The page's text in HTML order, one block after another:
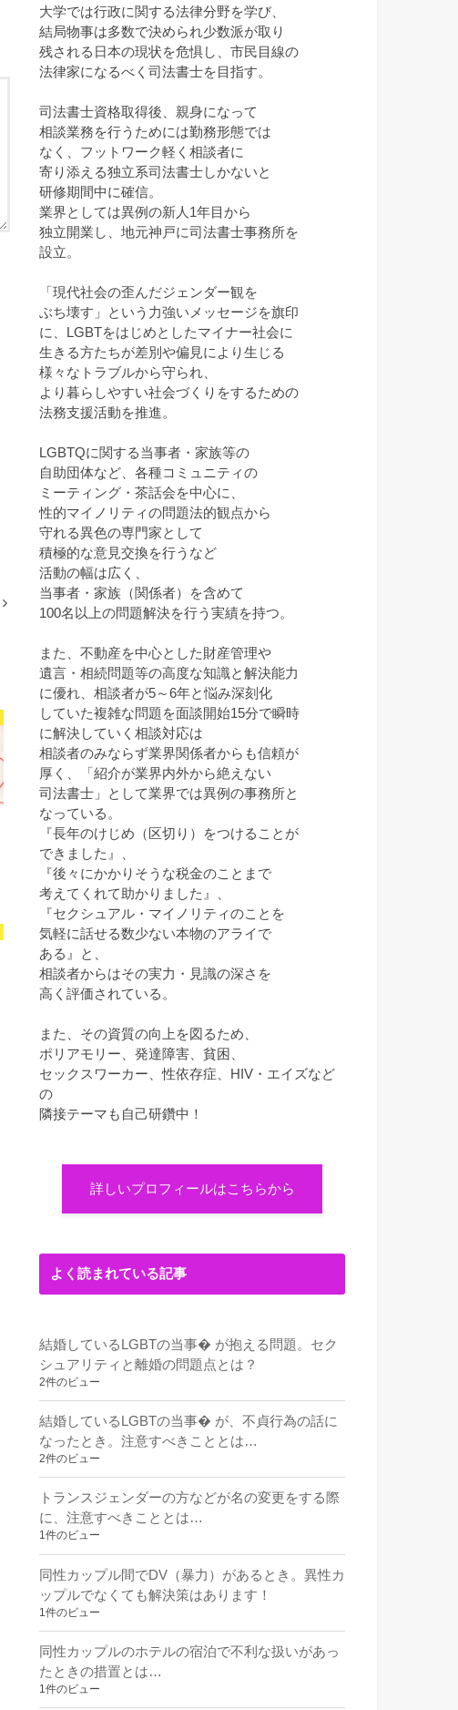
大学では行政に関する法律分野を学び、
結局物事は多数で決められ少数派が取り
残される日本の現状を危惧し、市民目線の
法律家になるべく司法書士を目指す。
司法書士資格取得後、親身になって
相談業務を行うためには勤務形態では
なく、フットワーク軽く相談者に
寄り添える独立系司法書士しかないと
研修期間中に確信。
業界としては異例の新人1年目から
独立開業し、地元神戸に司法書士事務所を
設立。
「現代社会の歪んだジェンダー観を
ぶち壊す」という力強いメッセージを旗印
に、LGBTをはじめとしたマイナー社会に
生きる方たちが差別や偏見により生じる
様々なトラブルから守られ、
より暮らしやすい社会づくりをするための
法務支援活動を推進。
LGBTQに関する当事者・家族等の
自助団体など、各種コミュニティの
ミーティング・茶話会を中心に、
性的マイノリティの問題法的観点から
守れる異色の専門家として
積極的な意見交換を行うなど
活動の幅は広く、
当事者・家族（関係者）を含めて
100名以上の問題解決を行う実績を持つ。
また、不動産を中心とした財産管理や
遺言・相続問題等の高度な知識と解決能力
に優れ、相談者が5～6年と悩み深刻化
していた複雑な問題を面談開始15分で瞬時
に解決していく相談対応は
相談者のみならず業界関係者からも信頼が
厚く、「紹介が業界内外から絶えない
司法書士」として業界では異例の事務所と
なっている。
『長年のけじめ（区切り）をつけることが
できました』、
『後々にかかりそうな税金のことまで
考えてくれて助かりました』、
『セクシュアル・マイノリティのことを
気軽に話せる数少ない本物のアライで
ある』と、
相談者からはその実力・見識の深さを
高く評価されている。
また、その資質の向上を図るため、
ポリアモリー、発達障害、貧困、
セックスワーカー、性依存症、HIV・エイズなど
の
隣接テーマも自己研鑽中！
詳しいプロフィールはこちらから
よく読まれている記事
結婚しているLGBTの当事� が抱える問題。セク
シュアリティと離婚の問題点とは？
2件のビュー
結婚しているLGBTの当事� が、不貞行為の話に
なったとき。注意すべきこととは…
2件のビュー
トランスジェンダーの方などが名の変更をする際
に、注意すべきこととは…
1件のビュー
同性カップル間でDV（暴力）があるとき。異性カ
ップルでなくても解決策はあります！
1件のビュー
同性カップルのホテルの宿泊で不利な扱いがあっ
たときの措置とは…
1件のビュー